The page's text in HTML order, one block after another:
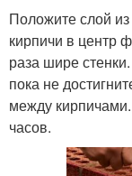
Положите слой
кирпичи в центр
раза шире
пока не
между
часов.